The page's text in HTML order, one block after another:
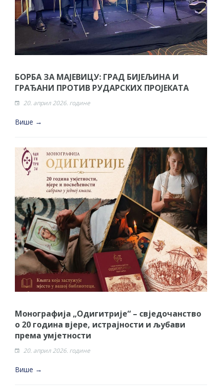
БОРБА ЗА МАЈЕВИЦУ: ГРАД БИЈЕЉИНА И
ГРАЂАНИ ПРОТИВ РУДАРСКИХ ПРОЈЕКАТА
20. април 2026. године
Више →
Монографија „Одигитрије“ – свједочанство
о 20 година вјере, истрајности и љубави
према умјетности
20. април 2026. године
Више →